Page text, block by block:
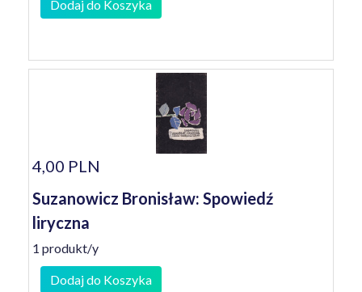
Dodaj do Koszyka
4,00 PLN
Suzanowicz Bronisław: Spowiedź
liryczna
1 produkt/y
Dodaj do Koszyka